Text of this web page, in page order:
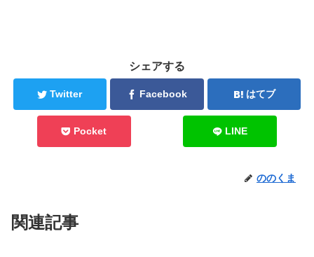
シェアする
Twitter Facebook はてブ
Pocket LINE
ののくま
関連記事